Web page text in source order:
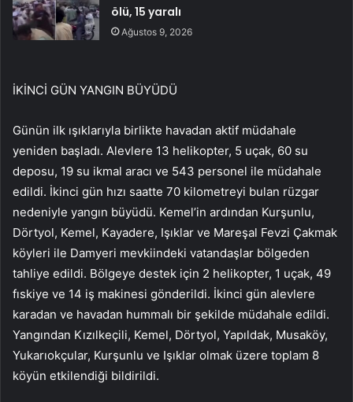
ölü, 15 yaralı
Ağustos 9, 2026
İKİNCİ GÜN YANGIN BÜYÜDÜ
Günün ilk ışıklarıyla birlikte havadan aktif müdahale
yeniden başladı. Alevlere 13 helikopter, 5 uçak, 60 su
deposu, 19 su ikmal aracı ve 543 personel ile müdahale
edildi. İkinci gün hızı saatte 70 kilometreyi bulan rüzgar
nedeniyle yangın büyüdü. Kemel’in ardından Kurşunlu,
Dörtyol, Kemel, Kayadere, Işıklar ve Mareşal Fevzi Çakmak
köyleri ile Damyeri mevkiindeki vatandaşlar bölgeden
tahliye edildi. Bölgeye destek için 2 helikopter, 1 uçak, 49
fıskiye ve 14 iş makinesi gönderildi. İkinci gün alevlere
karadan ve havadan hummalı bir şekilde müdahale edildi.
Yangından Kızılkeçili, Kemel, Dörtyol, Yapıldak, Musaköy,
Yukarıokçular, Kurşunlu ve Işıklar olmak üzere toplam 8
köyün etkilendiği bildirildi.